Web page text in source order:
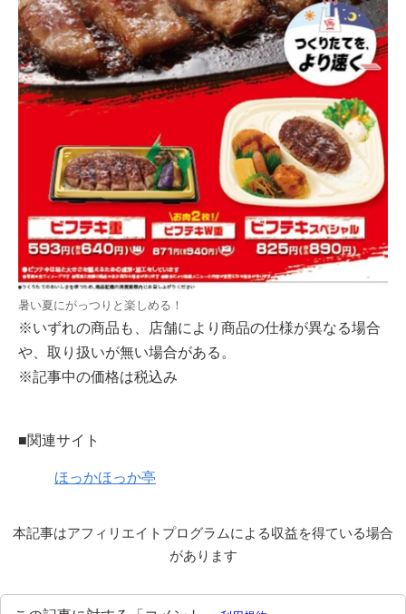
暑い夏にがっつりと楽しめる！
※いずれの商品も、店舗により商品の仕様が異なる場合
や、取り扱いが無い場合がある。
※記事中の価格は税込み
■関連サイト
ほっかほっか亭
本記事はアフィリエイトプログラムによる収益を得ている場合
があります